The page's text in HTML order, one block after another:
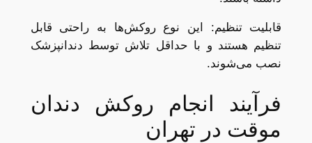
قابلیت تنظیم: این نوع روکش‌ها به راحتی قابل
تنظیم هستند و با حداقل تلاش توسط دندانپزشک
نصب می‌شوند.
فرآیند انجام روکش دندان
موقت در تهران